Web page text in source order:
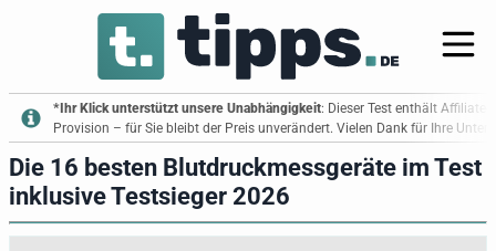
*Ihr Klick unterstützt unsere Unabhängigkeit: Dieser Test enthält
Provision – für Sie bleibt der Preis unverändert. Vielen Dank für Ihre
Die 16 besten Blutdruckmessgeräte im Test
inklusive Testsieger 2026